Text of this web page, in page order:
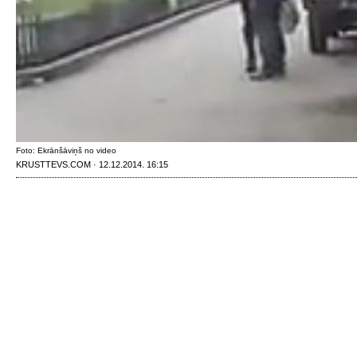
Foto: Ekrānšāviņš no video
KRUSTTEVS.COM · 12.12.2014. 16:15